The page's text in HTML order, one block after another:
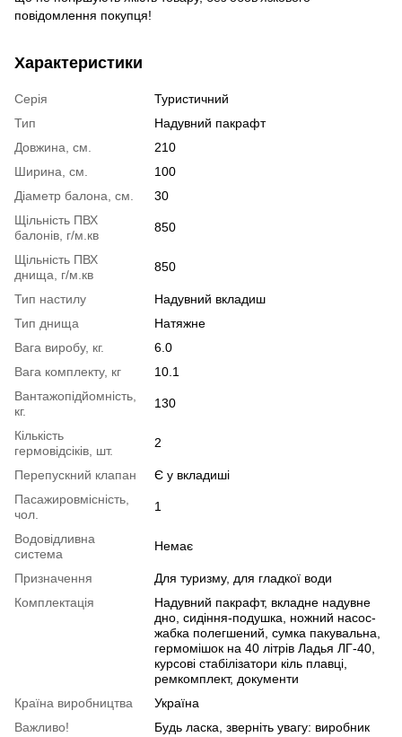
повідомлення покупця!
Характеристики
Серія
Туристичний
Тип
Надувний пакрафт
Довжина, см.
210
Ширина, см.
100
Діаметр балона, см.
30
Щільність ПВХ
балонів, г/м.кв
850
Щільність ПВХ
днища, г/м.кв
850
Тип настилу
Надувний вкладиш
Тип днища
Натяжне
Вага виробу, кг.
6.0
Вага комплекту, кг
10.1
Вантажопідйомність,
кг.
130
Кількість
гермовідсіків, шт.
2
Перепускний клапан
Є у вкладиші
Пасажировмісність,
чол.
1
Водовідливна
система
Немає
Призначення
Для туризму, для гладкої води
Комплектація
Надувний пакрафт, вкладне надувне
дно, сидіння-подушка, ножний насос-
жабка полегшений, сумка пакувальна,
гермомішок на 40 літрів Ладья ЛГ-40,
курсові стабілізатори кіль плавці,
ремкомплект, документи
Країна виробництва
Україна
Важливо!
Будь ласка, зверніть увагу: виробник